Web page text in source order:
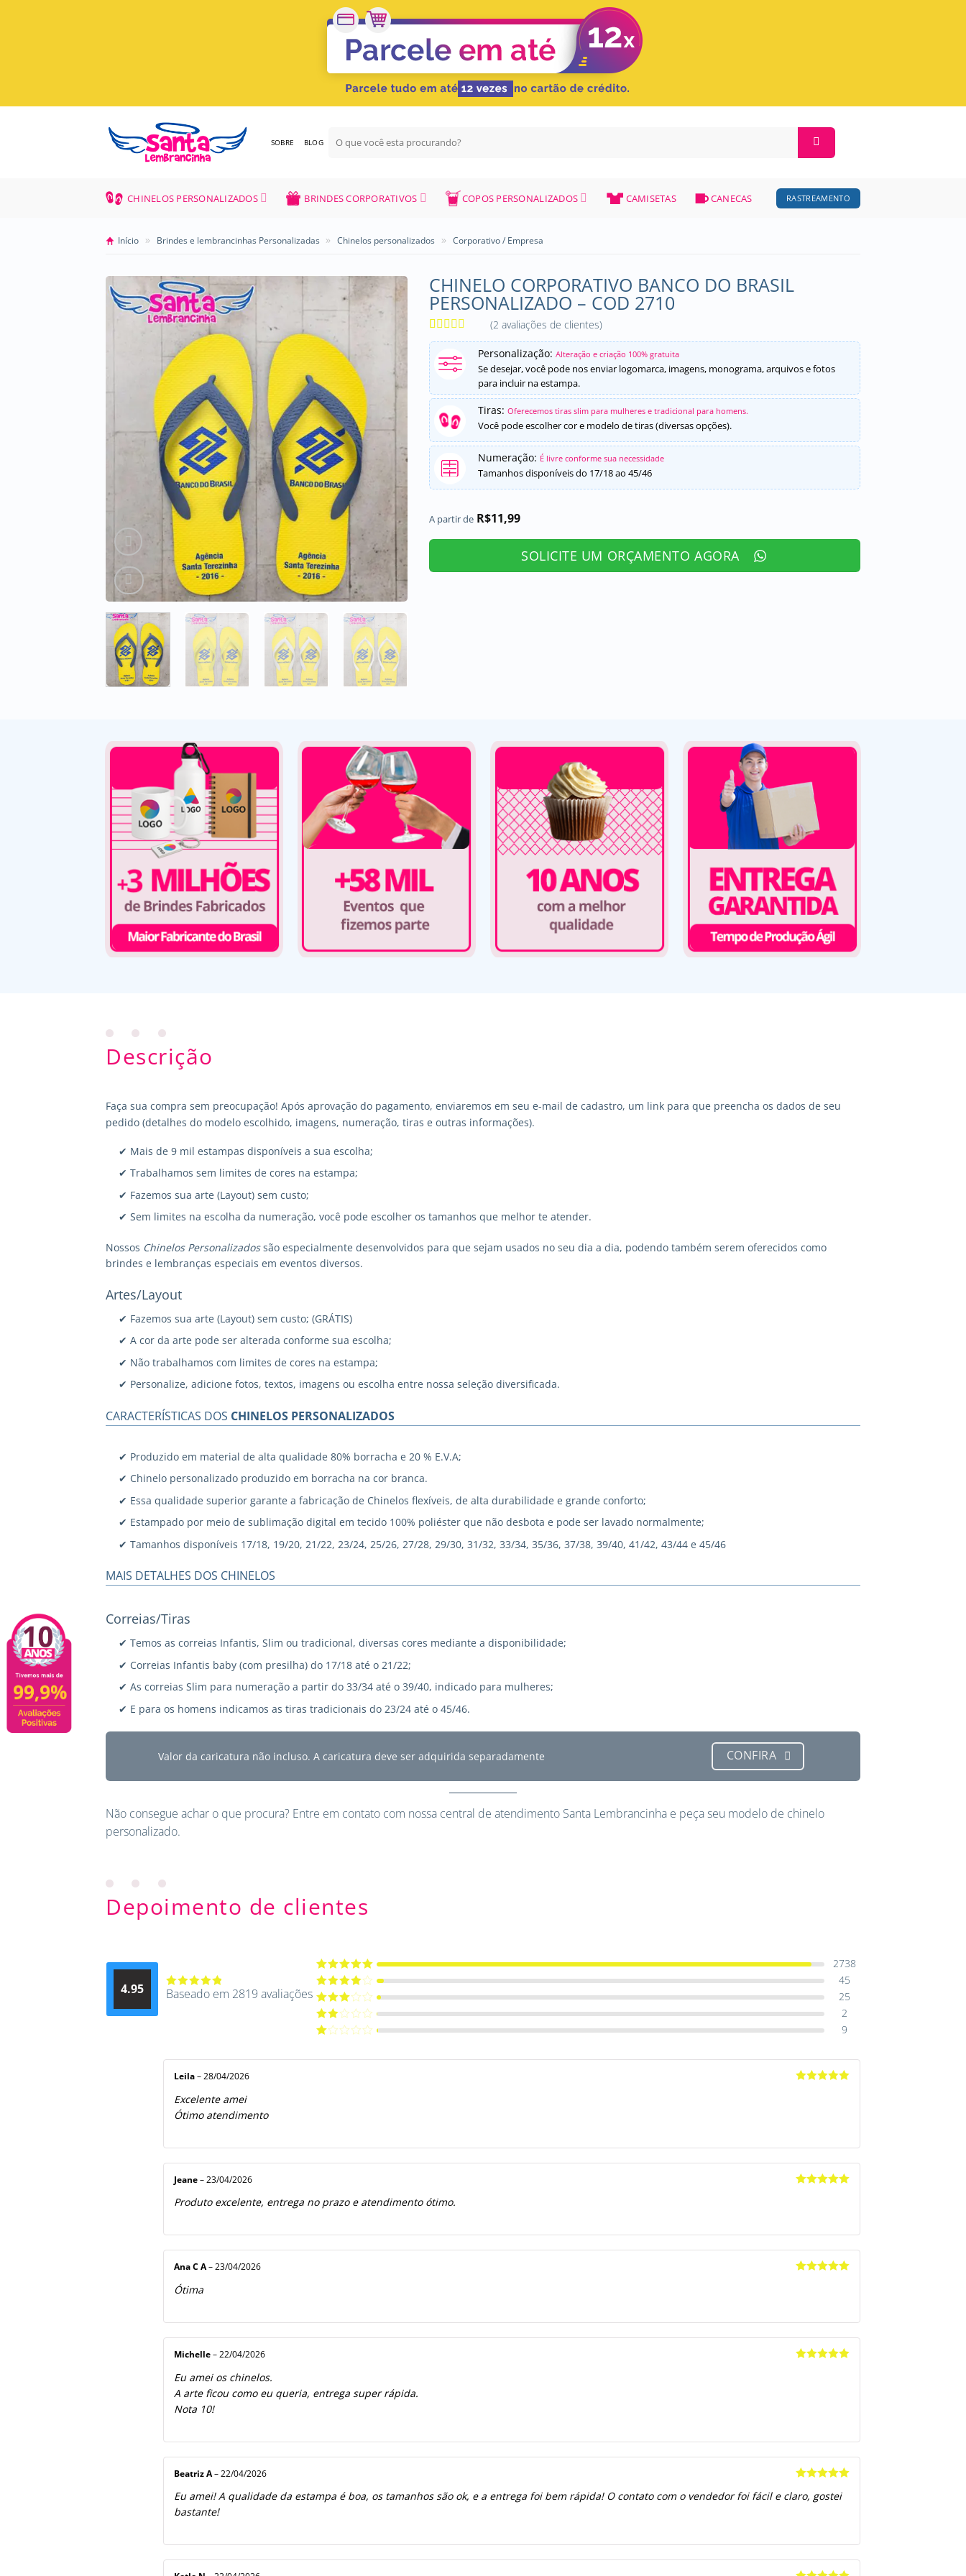
SOBRE BLOG
por:
CHINELOS PERSONALIZADOS BRINDES CORPORATIVOS COPOS PERSONALIZADOS CAMISETAS CANECAS RASTREAMENTO
Início » Brindes e lembrancinhas Personalizadas » Chinelos personalizados » Corporativo / Empresa
CHINELO CORPORATIVO BANCO DO BRASIL
PERSONALIZADO – COD 2710
Avaliado
como
5, com
baseado em
2
avaliações
de clientes
(2 avaliações de clientes)
Personalização: Alteração e criação 100% gratuita
Se desejar, você pode nos enviar logomarca, imagens, monograma, arquivos e fotos
para incluir na estampa.
Tiras: Oferecemos tiras slim para mulheres e tradicional para homens.
Você pode escolher cor e modelo de tiras (diversas opções).
Numeração: É livre conforme sua necessidade
Tamanhos disponíveis do 17/18 ao 45/46
A partir de R$11,99
SOLICITE UM ORÇAMENTO AGORA
Descrição
Faça sua compra sem preocupação! Após aprovação do pagamento, enviaremos em seu e-mail de cadastro, um link para que preencha os dados de seu
pedido (detalhes do modelo escolhido, imagens, numeração, tiras e outras informações).
✔ Mais de 9 mil estampas disponíveis a sua escolha;
✔ Trabalhamos sem limites de cores na estampa;
✔ Fazemos sua arte (Layout) sem custo;
✔ Sem limites na escolha da numeração, você pode escolher os tamanhos que melhor te atender.
Nossos Chinelos Personalizadossão especialmente desenvolvidos para que sejam usados no seu dia a dia, podendo também serem oferecidos como
brindes e lembranças especiais em eventos diversos.
Artes/Layout
✔ Fazemos sua arte (Layout) sem custo; (GRÁTIS)
✔ A cor da arte pode ser alterada conforme sua escolha;
✔ Não trabalhamos com limites de cores na estampa;
✔ Personalize, adicione fotos, textos, imagens ou escolha entre nossa seleção diversificada.
CARACTERÍSTICAS DOS CHINELOS PERSONALIZADOS
✔ Produzido em material de alta qualidade 80% borracha e 20 % E.V.A;
✔ Chinelo personalizado produzido em borracha na cor branca.
✔ Essa qualidade superior garante a fabricação de Chinelos flexíveis, de alta durabilidade e grande conforto;
✔ Estampado por meio de sublimação digital em tecido 100% poliéster que não desbota e pode ser lavado normalmente;
✔ Tamanhos disponíveis 17/18, 19/20, 21/22, 23/24, 25/26, 27/28, 29/30, 31/32, 33/34, 35/36, 37/38, 39/40, 41/42, 43/44 e 45/46
MAIS DETALHES DOS CHINELOS
Correias/Tiras
✔ Temos as correias Infantis, Slim ou tradicional, diversas cores mediante a disponibilidade;
✔ Correias Infantis baby (com presilha) do 17/18 até o 21/22;
✔ As correias Slim para numeração a partir do 33/34 até o 39/40, indicado para mulheres;
✔ E para os homens indicamos as tiras tradicionais do 23/24 até o 45/46.
Valor da caricatura não incluso. A caricatura deve ser adquirida separadamente CONFIRA
Não consegue achar o que procura? Entre em contato com nossa central de atendimento Santa Lembrancinha e peça seu modelo de chinelo
personalizado.
Depoimento de clientes
4.95
Avaliação
Baseado em 2819 avaliações
Avaliação5
2738
Avaliação
45
Avaliação
25
Avaliação
2
9
Leila – 28/04/2026
Excelente amei
Ótimo atendimento
Jeane – 23/04/2026
Produto excelente, entrega no prazo e atendimento ótimo.
Ana C A– 23/04/2026
Ótima
Michelle – 22/04/2026
Eu amei os chinelos.
A arte ficou como eu queria, entrega super rápida.
Nota 10!
de 5
Beatriz A – 22/04/2026
Eu amei! A qualidade da estampa é boa, os tamanhos são ok, e a entrega foi bem rápida! O contato com o vendedor foi fácil e claro, gostei
bastante!